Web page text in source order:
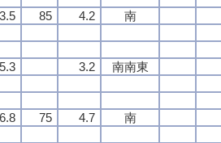
85 4.2 南
3.2 南南東
75 4.7 南